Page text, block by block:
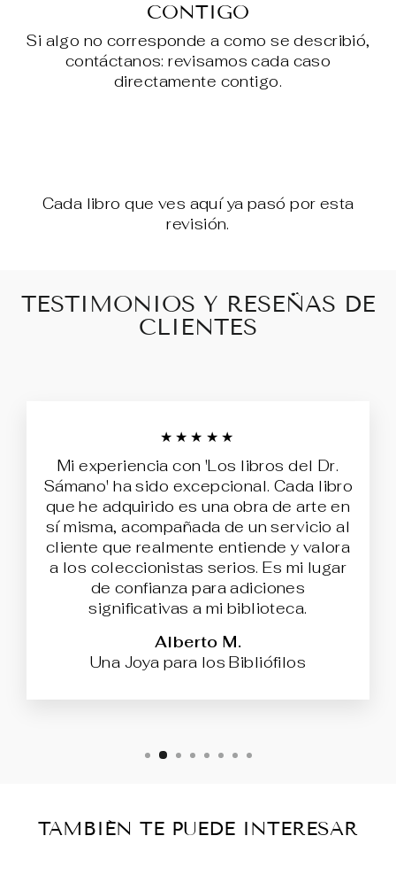
CONTIGO
Si algo no corresponde a como se describió,
contáctanos: revisamos cada caso
directamente contigo.
Cada libro que ves aquí ya pasó por esta
revisión.
TESTIMONIOS Y RESEÑAS DE
CLIENTES
★★★★★
Mi experiencia con 'Los libros del Dr.
Sámano' ha sido excepcional. Cada libro
que he adquirido es una obra de arte en
sí misma, acompañada de un servicio al
cliente que realmente entiende y valora
a los coleccionistas serios. Es mi lugar
de confianza para adiciones
significativas a mi biblioteca.
Alberto M.
Una Joya para los Bibliófilos
TAMBIÉN TE PUEDE INTERESAR